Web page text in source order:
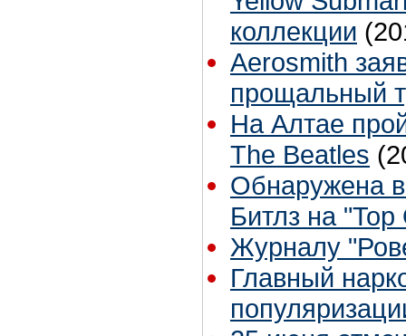
коллекции
Aerosmith
прощальный
На Алтае
The Beatles
Обнаружена
Битлз на
Журналу
Главный